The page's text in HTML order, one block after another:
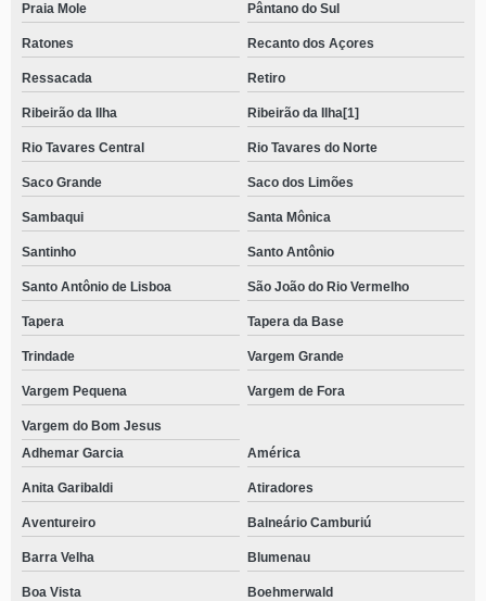
Praia Mole Pântano do Sul
Ratones Recanto dos Açores
Ressacada Retiro
Ribeirão da Ilha Ribeirão da Ilha[1]
Rio Tavares Central Rio Tavares do Norte
Saco Grande Saco dos Limões
Sambaqui Santa Mônica
Santinho Santo Antônio
Santo Antônio de Lisboa São João do Rio Vermelho
Tapera Tapera da Base
Trindade Vargem Grande
Vargem Pequena Vargem de Fora
Vargem do Bom Jesus
Adhemar Garcia
América
Anita Garibaldi Atiradores
Aventureiro Balneário Camburiú
Barra Velha Blumenau
Boa Vista Boehmerwald